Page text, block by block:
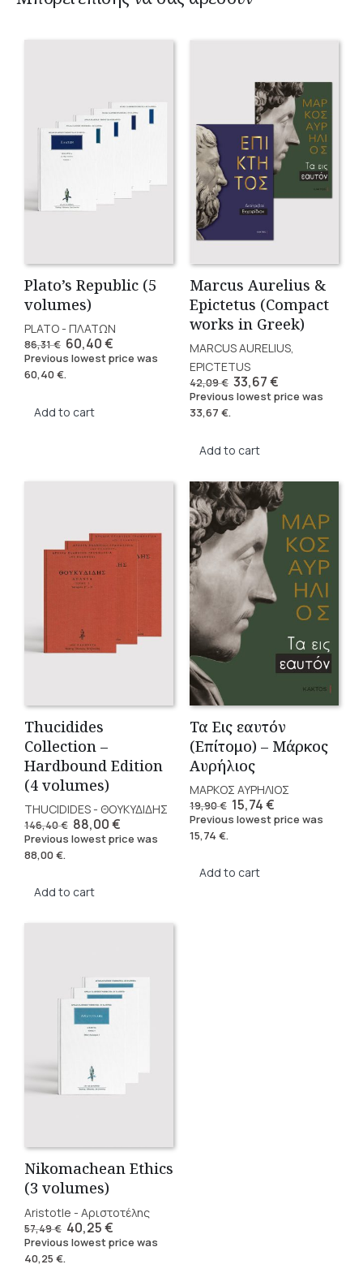
Plato’s Republic (5
volumes)
PLATO - ΠΛΑΤΩΝ
86,31€ Original
price
was:
86,31 €.
60,40€Current
price
is:
Previous lowest price was
60,40€.
Add to cart
Marcus Aurelius &
Epictetus (Compact
works in Greek)
MARCUS AURELIUS,
EPICTETUS
42,09€ Original
price
was:
33,67€Current
price
is:
Previous lowest price was
33,67 €.
Add to cart
Thucidides
Collection –
Hardbound Edition
(4 volumes)
THUCIDIDES - ΘΟΥΚΥΔΙΔΗΣ
146,40€ Original
price
was:
88,00€Current
price
is:
Previous lowest price was
88,00€.
Add to cart
Τα Εις εαυτόν
(Επίτομο) – Μάρκος
Αυρήλιος
ΜΑΡΚΟΣ ΑΥΡΗΛΙΟΣ
19,90€ Original
price
was:
15,74€Current
price
is:
Previous lowest price was
15,74 €.
Add to cart
Nikomachean Ethics
(3 volumes)
Aristotle - Αριστοτέλης
57,49€ Original
price
was:
57,49 €.
40,25€Current
price
is:
Previous lowest price was
40,25 €.